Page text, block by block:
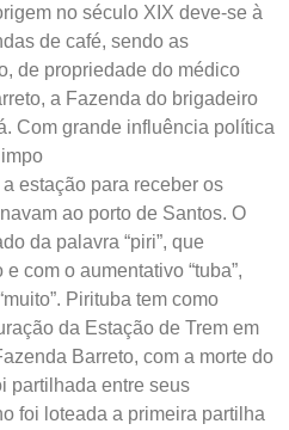
no século XIX deve-se à
de café, sendo as
de propriedade do médico
a Fazenda do brigadeiro
Com grande influência política
estação para receber os
ao porto de Santos. O
da palavra “piri”, que
com o aumentativo “tuba”,
Pirituba tem como
da Estação de Trem em
Barreto, com a morte do
partilhada entre seus
foi loteada a primeira partilha